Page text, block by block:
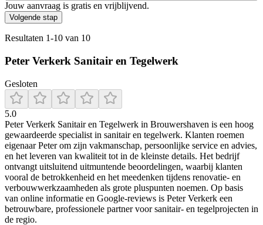
Jouw aanvraag is gratis en vrijblijvend.
Volgende stap
Resultaten 1-10 van 10
Peter Verkerk Sanitair en Tegelwerk
Gesloten
5.0
Peter Verkerk Sanitair en Tegelwerk in Brouwershaven is een hoog
gewaardeerde specialist in sanitair en tegelwerk. Klanten roemen
eigenaar Peter om zijn vakmanschap, persoonlijke service en advies,
en het leveren van kwaliteit tot in de kleinste details. Het bedrijf
ontvangt uitsluitend uitmuntende beoordelingen, waarbij klanten
vooral de betrokkenheid en het meedenken tijdens renovatie- en
verbouwwerkzaamheden als grote pluspunten noemen. Op basis
van online informatie en Google-reviews is Peter Verkerk een
betrouwbare, professionele partner voor sanitair- en tegelprojecten in
de regio.